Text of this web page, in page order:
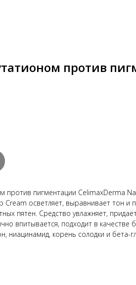
против
против пигментации CelimaxDerma
Cream осветляет, выравнивает тон и
пятен. Средство увлажняет,
впитывается, подходит в качестве
ниацинамид, корень солодки и бета-